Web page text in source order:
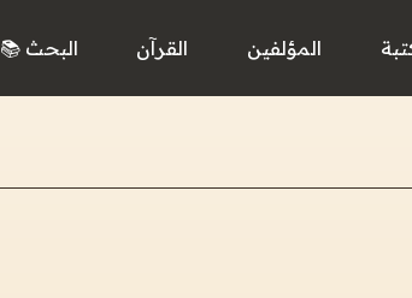
المؤلفين القرآن البحث 📚